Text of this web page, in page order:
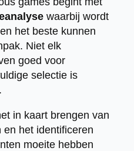
waarbij wordt
het beste kunnen
Niet elk
goed voor
selectie is
in kaart brengen van
en het identificeren
moeite hebben